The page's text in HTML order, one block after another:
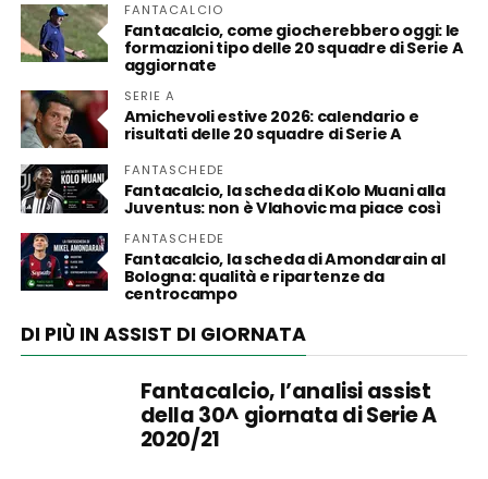
FANTACALCIO
Fantacalcio, come giocherebbero oggi: le
formazioni tipo delle 20 squadre di Serie A
aggiornate
SERIE A
Amichevoli estive 2026: calendario e
risultati delle 20 squadre di Serie A
FANTASCHEDE
Fantacalcio, la scheda di Kolo Muani alla
Juventus: non è Vlahovic ma piace così
FANTASCHEDE
Fantacalcio, la scheda di Amondarain al
Bologna: qualità e ripartenze da
centrocampo
DI PIÙ IN ASSIST DI GIORNATA
Fantacalcio, l’analisi assist
della 30^ giornata di Serie A
2020/21